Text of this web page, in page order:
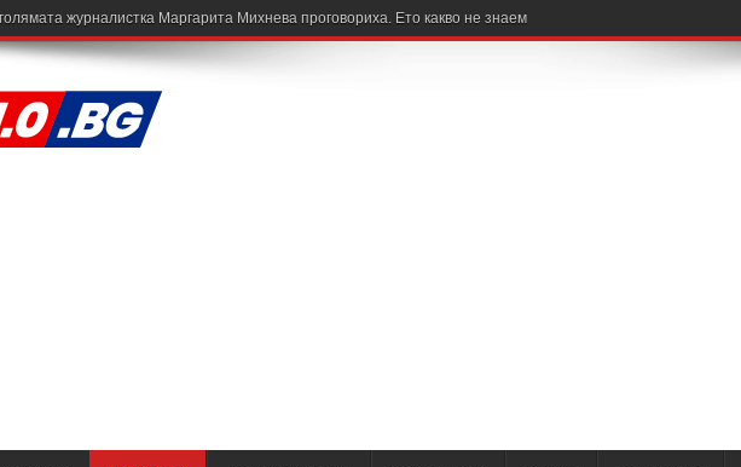
журналистка Маргарита Михнева проговориха. Ето какво не знаем